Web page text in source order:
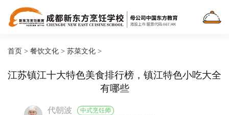
首页 > 餐饮文化 > 苏菜文化 >
江苏镇江十大特色美食排行榜，镇江特色小吃大全
有哪些
代朝波
中式烹饪师